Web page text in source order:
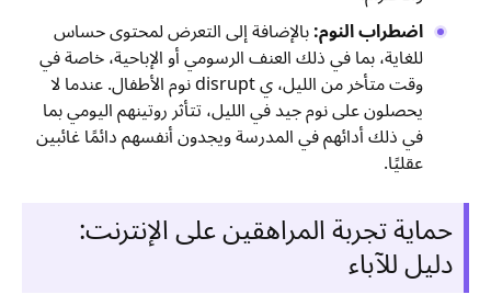
اضطراب النوم:بالإضافة إلى التعرض لمحتوى حساس
للغاية، بما في ذلك العنف الرسومي أو الإباحية، خاصة في
وقت متأخر من الليل، ي disrupt نوم الأطفال. عندما لا
يحصلون على نوم جيد في الليل، تتأثر روتينهم اليومي بما
في ذلك أدائهم في المدرسة ويجدون أنفسهم دائمًا غائبين
عقليًا.
حماية تجربة المراهقين على الإنترنت:
دليل للآباء